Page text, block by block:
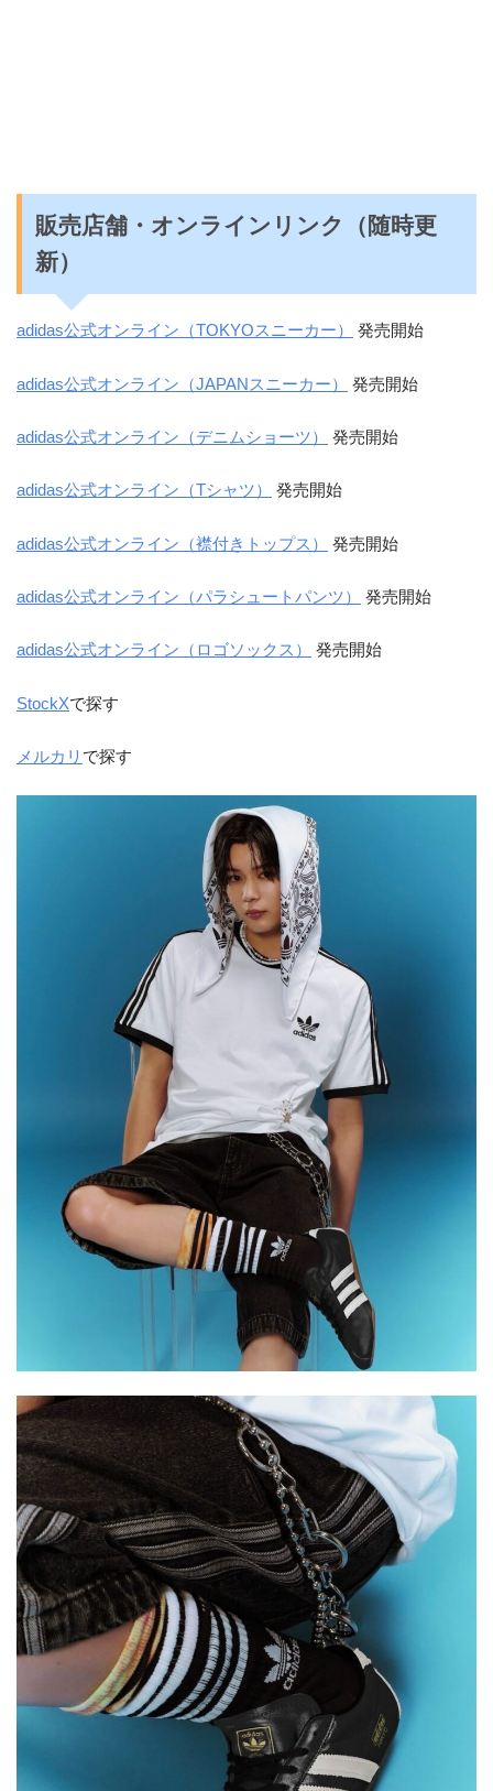
販売店舗・オンラインリンク（随時更
新）
adidas公式オンライン（TOKYOスニーカー） 発売開始
adidas公式オンライン（JAPANスニーカー） 発売開始
adidas公式オンライン（デニムショーツ） 発売開始
adidas公式オンライン（Tシャツ） 発売開始
adidas公式オンライン（襟付きトップス） 発売開始
adidas公式オンライン（パラシュートパンツ） 発売開始
adidas公式オンライン（ロゴソックス） 発売開始
StockXで探す
メルカリ で探す